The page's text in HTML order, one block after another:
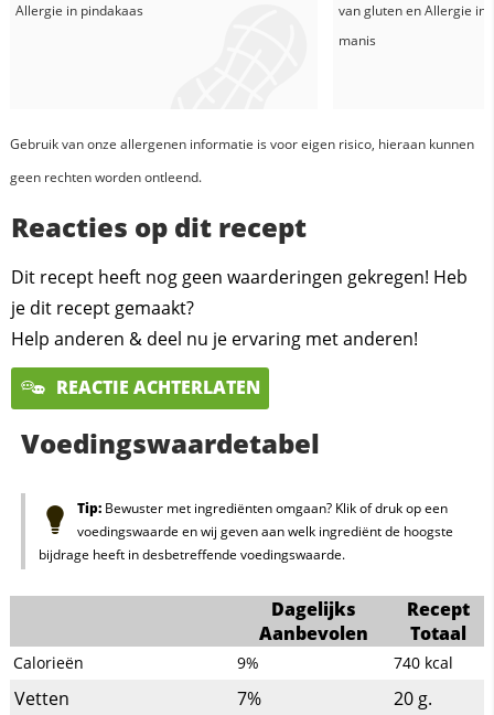
Allergie in pindakaas
van gluten enAllergie in
manis
Gebruik van onze allergenen informatie is voor eigen risico, hieraan kunnen
geen rechten worden ontleend.
Reacties op dit recept
Dit recept heeft nog geen waarderingen gekregen! Heb
je dit recept gemaakt?
Help anderen & deel nu je ervaring met anderen!
REACTIE ACHTERLATEN
Voedingswaardetabel
Tip:Bewuster met ingrediënten omgaan? Klik of druk op een
voedingswaarde en wij geven aan welk ingrediënt de hoogste
bijdrage heeft in desbetreffende voedingswaarde.
Dagelijks
Aanbevolen
Recept
Totaal
Calorieën 9% 740 kcal
Vetten 7% 20 g.